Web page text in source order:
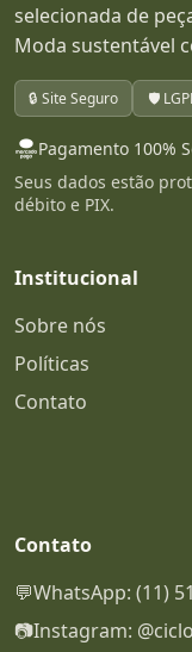
selecionada de
Moda sustentável
🔒 Site Seguro 🛡️
Pagamento 100%
Seus dados estão
débito e PIX.
Institucional
Sobre nós
Políticas
Contato
Contato
💬WhatsApp: (11)
📷Instagram: